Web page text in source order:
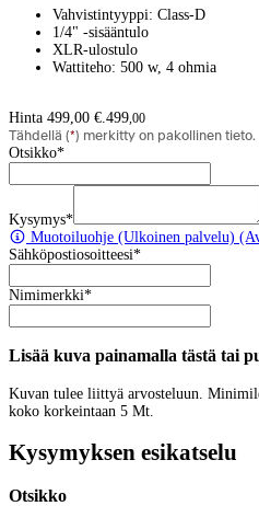
Vahvistintyyppi: Class-D
1/4" -sisääntulo
XLR-ulostulo
Wattiteho: 500 w, 4 ohmia
Hinta 499,00 €. 499,00
Tähdellä (*) merkitty on pakollinen tieto.
Otsikko*
Kysymys*
Muotoiluohje (Ulkoinen palvelu)
Sähköpostiosoitteesi*
Nimimerkki*
Lisää kuva painamalla tästä tai
Kuvan tulee liittyä arvosteluun.
koko korkeintaan 5 Mt.
Kysymyksen esikatselu
Otsikko